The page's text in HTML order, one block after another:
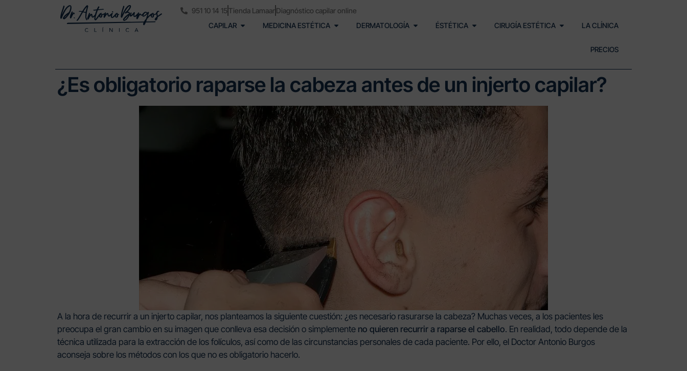
951 10 14 15 Tienda Lamaar Diagnóstico capilar online
CAPILAR
MEDICINA ESTÉTICA DERMATOLOGÍA ÉSTÉTICA CIRUGÍA ESTÉTICA LA CLÍNICA
PRECIOS
¿Es obligatorio raparse la cabeza antes de un injerto capilar?
A la hora de recurrir a un injerto capilar, nos planteamos la siguiente cuestión: ¿es necesario rasurarse la cabeza? Muchas veces, a los pacientes les
preocupa el gran cambio en su imagen que conlleva esa decisión o simplemente no quieren recurrir a raparse el cabello. En realidad, todo depende de la
técnica utilizada para la extracción de los folículos, así como de las circunstancias personales de cada paciente. Por ello, el Doctor Antonio Burgos
aconseja sobre los métodos con los que no es obligatorio hacerlo.